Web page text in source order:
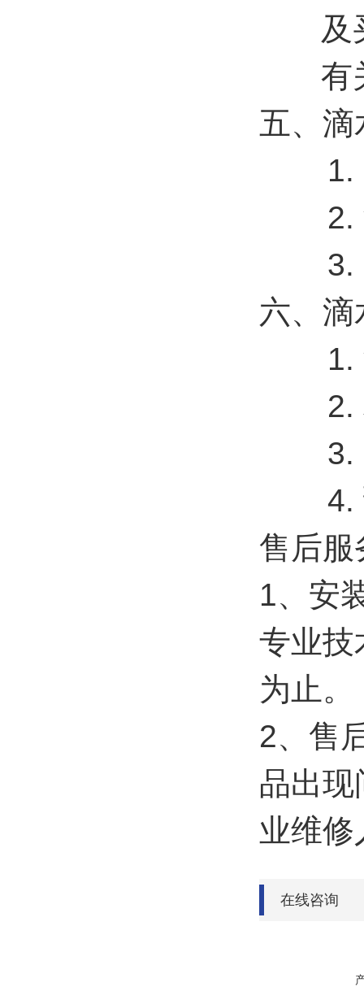
及
有
五、
1.
2.
3.
六、
2.
3.
4.
售后服
1、安
专业技
为止。
2、售
品出
业维修
在线咨询